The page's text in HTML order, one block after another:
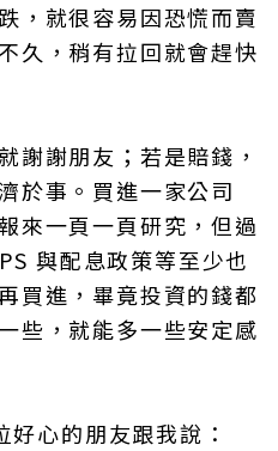
，就很容易因恐慌而賣
久，稍有拉回就會趕快
謝謝朋友；若是賠錢，
於事。買進一家公司
來一頁一頁研究，但過
與配息政策等至少也
買進，畢竟投資的錢都
些，就能多一些安定感
心的朋友跟我說：